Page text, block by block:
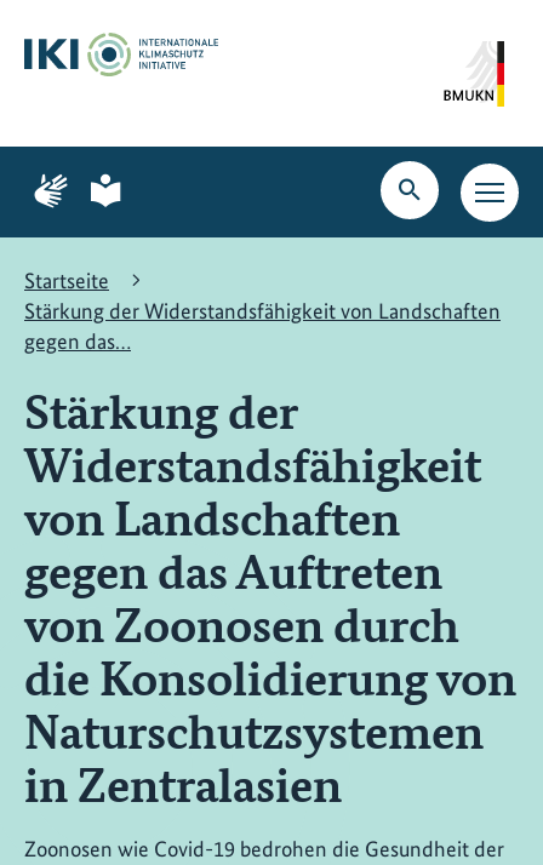
Hauptinhalt
springen
Suche
springen
Hauptnavigation
springen
Zur
Seite
Gebärdensprache
Zur
Seite
leichte
Suche
öffnen
Startseite
Stärkung der Widerstandsfähigkeit von Landschaften
gegen das…
Stärkung der
Widerstandsfähigkeit
von Landschaften
gegen das Auftreten
von Zoonosen durch
die Konsolidierung von
Naturschutzsystemen
in Zentralasien
Zoonosen wie Covid-19 bedrohen die Gesundheit der